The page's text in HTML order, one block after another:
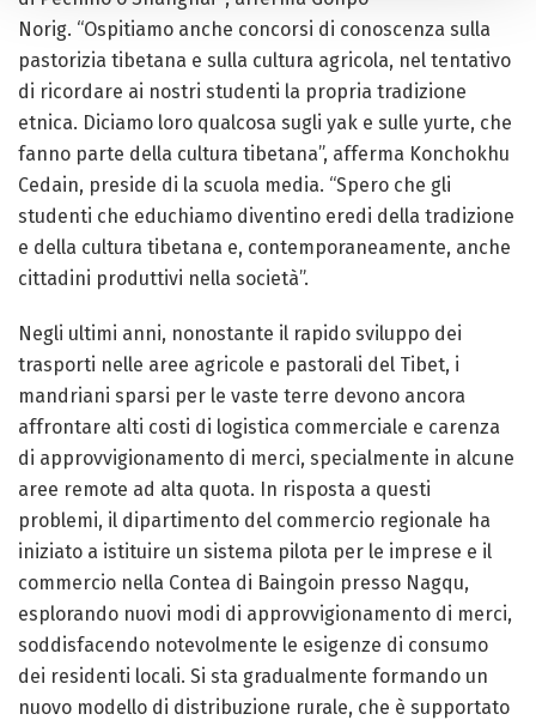
Norig. “Ospitiamo anche concorsi di conoscenza sulla
pastorizia tibetana e sulla cultura agricola, nel tentativo
di ricordare ai nostri studenti la propria tradizione
etnica. Diciamo loro qualcosa sugli yak e sulle yurte, che
fanno parte della cultura tibetana”, afferma Konchokhu
Cedain, preside di la scuola media. “Spero che gli
studenti che educhiamo diventino eredi della tradizione
e della cultura tibetana e, contemporaneamente, anche
cittadini produttivi nella società”.
Negli ultimi anni, nonostante il rapido sviluppo dei
trasporti nelle aree agricole e pastorali del Tibet, i
mandriani sparsi per le vaste terre devono ancora
affrontare alti costi di logistica commerciale e carenza
di approvvigionamento di merci, specialmente in alcune
aree remote ad alta quota. In risposta a questi
problemi, il dipartimento del commercio regionale ha
iniziato a istituire un sistema pilota per le imprese e il
commercio nella Contea di Baingoin presso Nagqu,
esplorando nuovi modi di approvvigionamento di merci,
soddisfacendo notevolmente le esigenze di consumo
dei residenti locali. Si sta gradualmente formando un
nuovo modello di distribuzione rurale, che è supportato